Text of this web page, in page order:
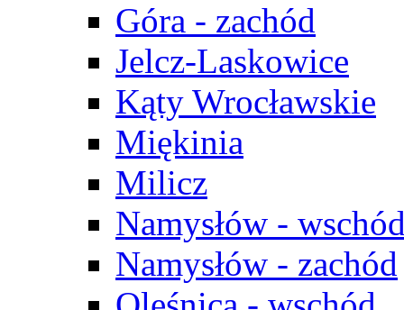
Góra - zachód
Jelcz-Laskowice
Kąty Wrocławskie
Miękinia
Milicz
Namysłów -
Namysłów - zachód